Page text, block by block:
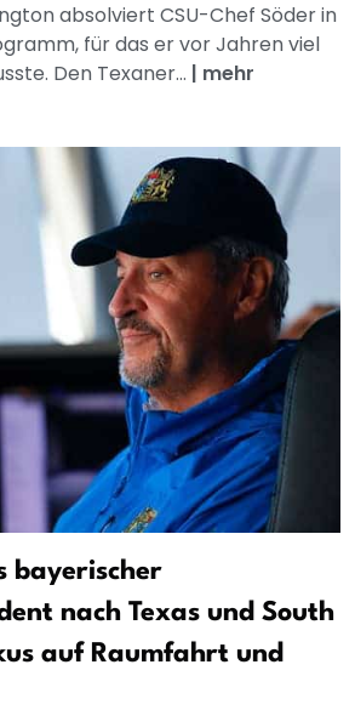
absolviert CSU-Chef Söder in
für das er vor Jahren viel
Den Texaner... | mehr
bayerischer
nach Texas und South
auf Raumfahrt und